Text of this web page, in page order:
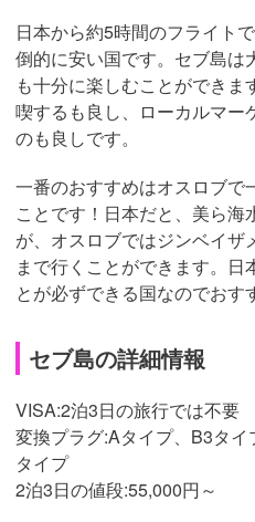
日本から約5時間のフライト
倒的に安い国です。セブ島は
も十分に楽しむことができ
喫するも良し、ローカルマー
のも良しです。
一番のおすすめはオスロブで
ことです！日本だと、美ら海
が、オスロブではジンベイザ
まで行くことができます。日
とが必ずできる国なのでおす
セブ島の詳細情報
VISA:2泊3日の旅行では不要
変換プラグ:Aタイプ、B3タ
タイプ
2泊3日の値段:55,000円～